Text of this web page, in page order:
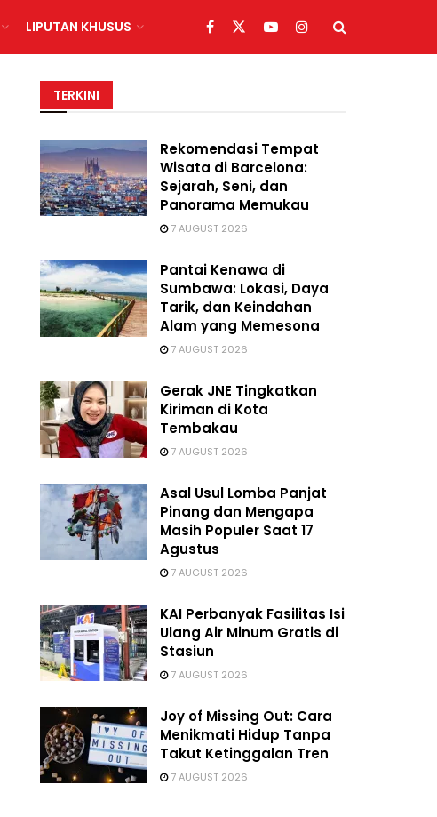
LIPUTAN KHUSUS
TERKINI
Rekomendasi Tempat
Wisata di Barcelona:
Sejarah, Seni, dan
Panorama Memukau
7 AUGUST 2026
Pantai Kenawa di
Sumbawa: Lokasi, Daya
Tarik, dan Keindahan
Alam yang Memesona
7 AUGUST 2026
Gerak JNE Tingkatkan
Kiriman di Kota
Tembakau
7 AUGUST 2026
Asal Usul Lomba Panjat
Pinang dan Mengapa
Masih Populer Saat 17
Agustus
7 AUGUST 2026
KAI Perbanyak Fasilitas Isi
Ulang Air Minum Gratis di
Stasiun
7 AUGUST 2026
Joy of Missing Out: Cara
Menikmati Hidup Tanpa
Takut Ketinggalan Tren
7 AUGUST 2026